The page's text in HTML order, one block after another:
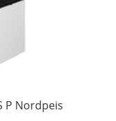
P Nordpeis